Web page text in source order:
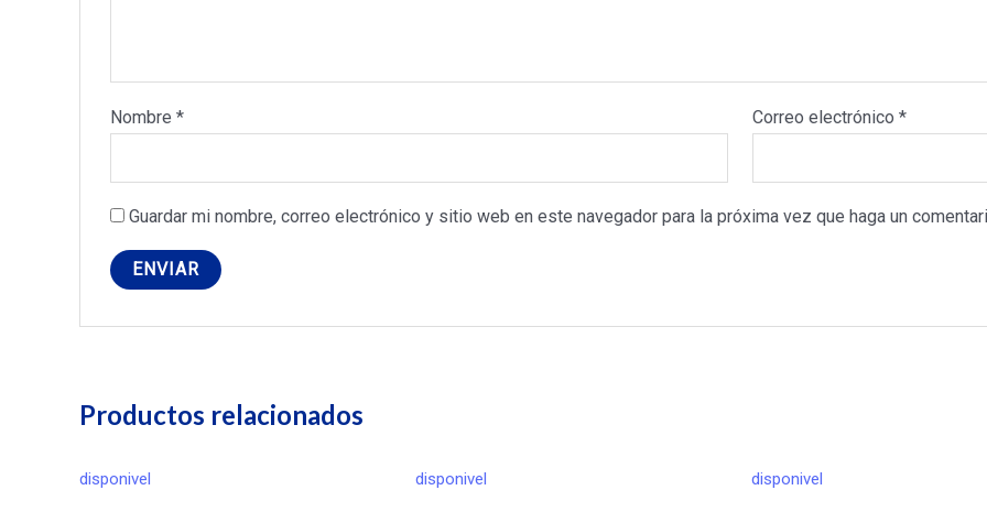
Nombre * Correo electrónico*
Guardar mi nombre, correo electrónico y sitio web en este navegador para la próxima vez que haga un
Productos relacionados
disponivel disponivel disponivel